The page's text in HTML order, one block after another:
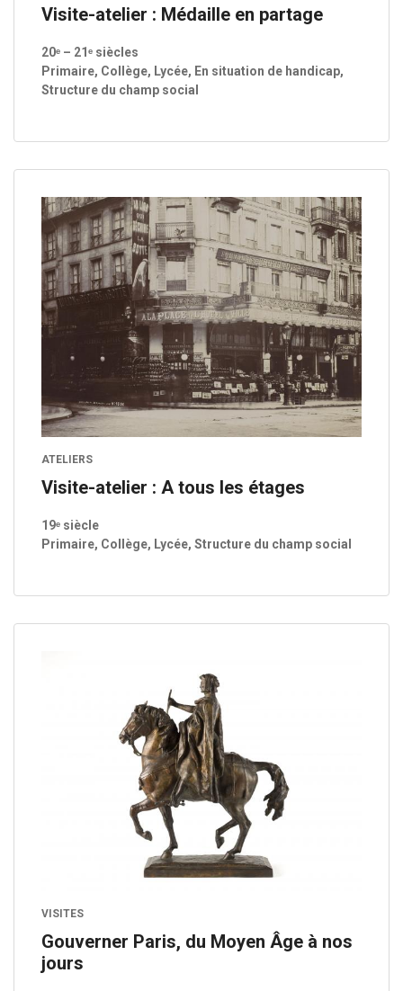
Visite-atelier : Médaille en partage
20ᵉ – 21ᵉ siècles
Primaire, Collège, Lycée, En situation de handicap,
Structure du champ social
ATELIERS
Visite-atelier : A tous les étages
19ᵉ siècle
Primaire, Collège, Lycée, Structure du champ social
VISITES
Gouverner Paris, du Moyen Âge à nos
jours